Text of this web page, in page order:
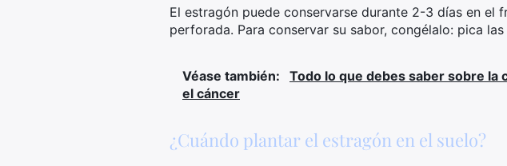
El estragón puede conservarse durante 2-3 días en el
perforada. Para conservar su sabor, congélalo: pica
Véase también:
Todo lo que debes saber sobre
el cáncer
¿Cuándo plantar el estragón en el suelo?